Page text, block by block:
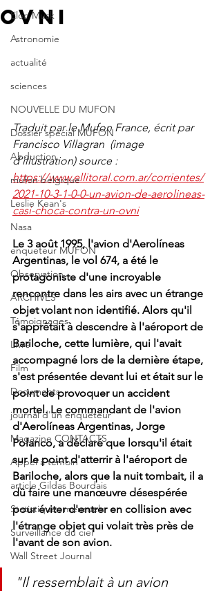
Elon Musk
Astronomie
actualité
sciences
NOUVELLE DU MUFON
Dossier spécial MUFON
Abduction
mufon belgique
Leslie Kean's
Nasa
enqueteur MUFON
Observation
ARCHIVES
Témoignages
Livre
Film
Documents
journal d'un enquêteur
Magazine CONTACTS
Appel à témoin
article Gildas Bourdais
Statistiques mensuels
Surveillance du ciel
Wall Street Journal
OVNI
Traduit par le Mufon France, écrit par
Francisco Villagran  (image
d'illustration) source :
https://www.ellitoral.com.ar/corrientes/
2021-10-3-1-0-0-un-avion-de-aerolineas-
casi-choca-contra-un-ovni
Le 3 août 1995, l'avion d'Aerolíneas
Argentinas, le vol 674, a été le
protagoniste d'une incroyable
rencontre dans les airs avec un étrange
objet volant non identifié. Alors qu'il
s'apprêtait à descendre à l'aéroport de
Bariloche, cette lumière, qui l'avait
accompagné lors de la dernière étape,
s'est présentée devant lui et était sur le
point de provoquer un accident
mortel. Le commandant de l'avion
d'Aerolíneas Argentinas, Jorge
Polanco, a déclaré que lorsqu'il était
sur le point d'atterrir à l'aéroport de
Bariloche, alors que la nuit tombait, il a
dû faire une manœuvre désespérée
pour éviter d'entrer en collision avec
l'étrange objet qui volait très près de
l'avant de son avion.
"Il ressemblait à un avion